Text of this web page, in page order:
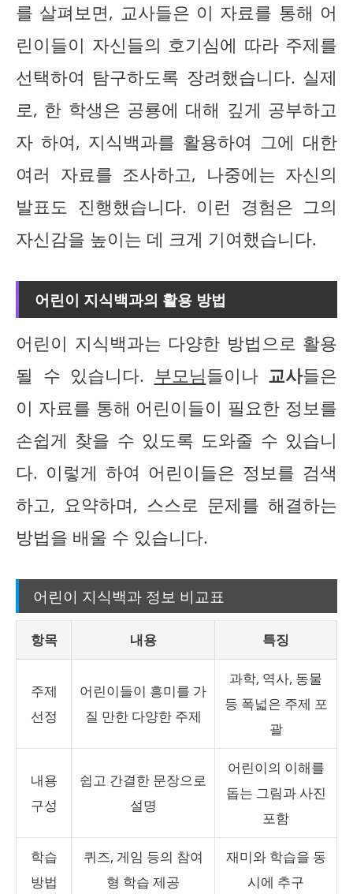
를 살펴보면, 교사들은 이 자료를 통해 어
린이들이 자신들의 호기심에 따라 주제를
선택하여 탐구하도록 장려했습니다. 실제
로, 한 학생은 공룡에 대해 깊게 공부하고
자 하여, 지식백과를 활용하여 그에 대한
여러 자료를 조사하고, 나중에는 자신의
발표도 진행했습니다. 이런 경험은 그의
자신감을 높이는 데 크게 기여했습니다.
어린이 지식백과의 활용 방법
어린이 지식백과는 다양한 방법으로 활용
될 수 있습니다. 부모님들이나 교사들은
이 자료를 통해 어린이들이 필요한 정보를
손쉽게 찾을 수 있도록 도와줄 수 있습니
다. 이렇게 하여 어린이들은 정보를 검색
하고, 요약하며, 스스로 문제를 해결하는
방법을 배울 수 있습니다.
어린이 지식백과 정보 비교표
항목 내용 특징
주제
선정
어린이들이 흥미를 가
질 만한 다양한 주제
과학, 역사, 동물
등 폭넓은 주제 포
괄
내용
구성
쉽고 간결한 문장으로
설명
어린이의 이해를
돕는 그림과 사진
포함
학습
방법
퀴즈, 게임 등의 참여
형 학습 제공
재미와 학습을 동
시에 추구